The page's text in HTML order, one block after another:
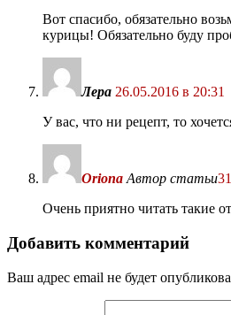
Вот спасибо, обязательно
курицы! Обязательно буду
Лера 26.05.2016 в 20:31
У вас, что ни рецепт, то
Oriona Автор статьи
Очень приятно читать такие
Добавить комментарий
Ваш адрес email не будет